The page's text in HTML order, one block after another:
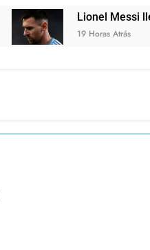
Lionel Messi llegará
19 Horas Atrás